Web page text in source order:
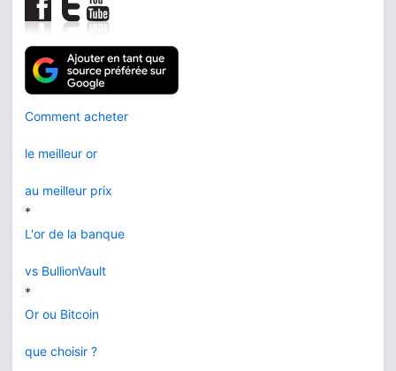
Comment acheter
le meilleur or
au meilleur prix
*
L'or de la banque
vs BullionVault
*
Or ou Bitcoin
que choisir ?